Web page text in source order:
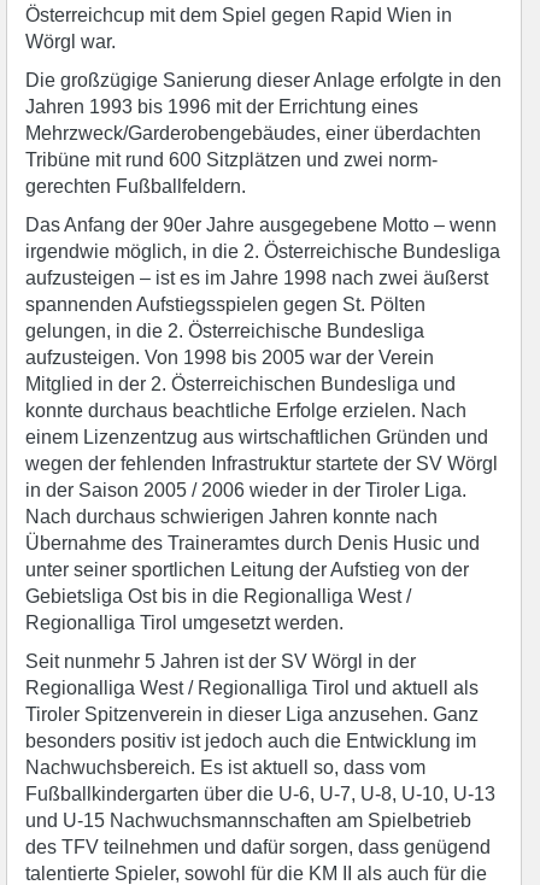
Österreichcup mit dem Spiel gegen Rapid Wien in
Wörgl war.
Die großzügige Sanierung dieser Anlage erfolgte in den
Jahren 1993 bis 1996 mit der Errichtung eines
Mehrzweck/Garderobengebäudes, einer überdachten
Tribüne mit rund 600 Sitzplätzen und zwei norm-
gerechten Fußballfeldern.
Das Anfang der 90er Jahre ausgegebene Motto – wenn
irgendwie möglich, in die 2. Österreichische Bundesliga
aufzusteigen – ist es im Jahre 1998 nach zwei äußerst
spannenden Aufstiegsspielen gegen St. Pölten
gelungen, in die 2. Österreichische Bundesliga
aufzusteigen. Von 1998 bis 2005 war der Verein
Mitglied in der 2. Österreichischen Bundesliga und
konnte durchaus beachtliche Erfolge erzielen. Nach
einem Lizenzentzug aus wirtschaftlichen Gründen und
wegen der fehlenden Infrastruktur startete der SV Wörgl
in der Saison 2005 / 2006 wieder in der Tiroler Liga.
Nach durchaus schwierigen Jahren konnte nach
Übernahme des Traineramtes durch Denis Husic und
unter seiner sportlichen Leitung der Aufstieg von der
Gebietsliga Ost bis in die Regionalliga West /
Regionalliga Tirol umgesetzt werden.
Seit nunmehr 5 Jahren ist der SV Wörgl in der
Regionalliga West / Regionalliga Tirol und aktuell als
Tiroler Spitzenverein in dieser Liga anzusehen. Ganz
besonders positiv ist jedoch auch die Entwicklung im
Nachwuchsbereich. Es ist aktuell so, dass vom
Fußballkindergarten über die U-6, U-7, U-8, U-10, U-13
und U-15 Nachwuchsmannschaften am Spielbetrieb
des TFV teilnehmen und dafür sorgen, dass genügend
talentierte Spieler, sowohl für die KM II als auch für die